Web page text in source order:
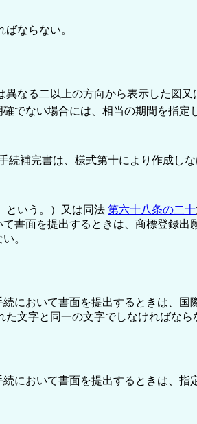
ならない。
なる二以上の方向から表示した図又
ない場合には、相当の期間を指定
補完書は、様式第十により作成しな
という。）又は同法 第六十八条の二十
書面を提出するときは、商標登録
。
おいて書面を提出するときは、国
文字と同一の文字でしなければなら
おいて書面を提出するときは、指